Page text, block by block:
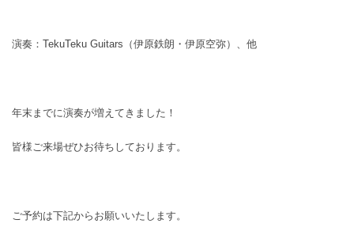
演奏：TekuTeku Guitars（伊原鉄朗・伊原空弥）、他
年末までに演奏が増えてきました！
皆様ご来場ぜひお待ちしております。
ご予約は下記からお願いいたします。